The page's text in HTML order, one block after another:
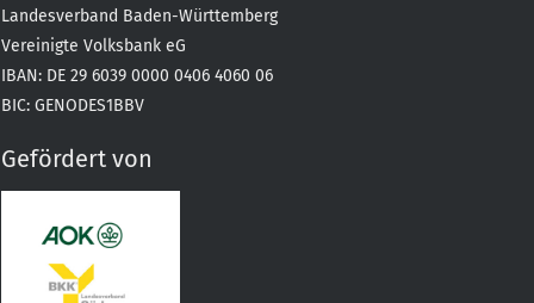
Landesverband Baden-Württemberg
Vereinigte Volksbank eG
IBAN: DE 29 6039 0000 0406 4060 06
BIC: GENODES1BBV
Gefördert von